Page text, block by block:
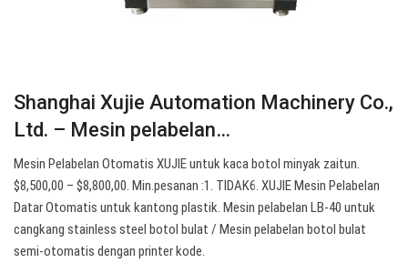
Shanghai Xujie Automation Machinery Co.,
Ltd. – Mesin pelabelan…
Mesin Pelabelan Otomatis XUJIE untuk kaca botol minyak zaitun.
$8,500,00 – $8,800,00. Min.pesanan :1. TIDAK6. XUJIE Mesin Pelabelan
Datar Otomatis untuk kantong plastik. Mesin pelabelan LB-40 untuk
cangkang stainless steel botol bulat / Mesin pelabelan botol bulat
semi-otomatis dengan printer kode.